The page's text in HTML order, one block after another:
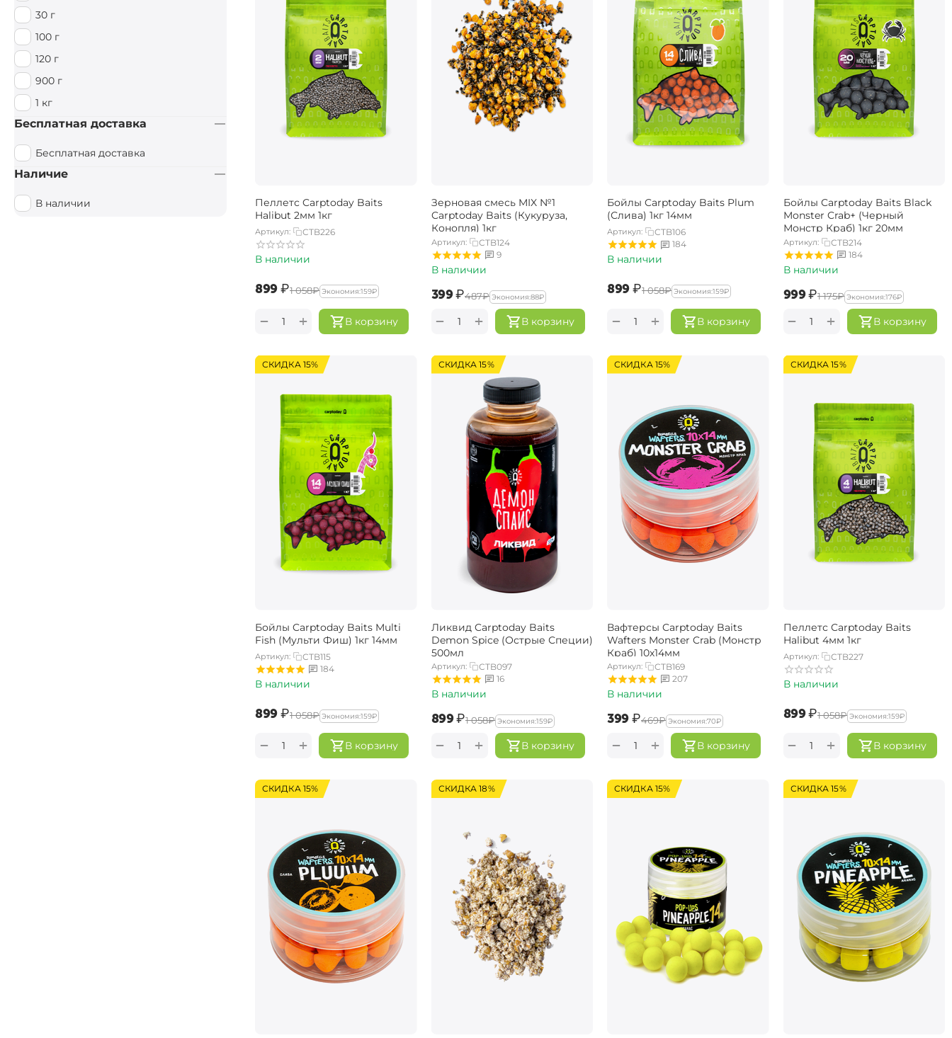
Пеллетс Carptoday Baits
Halibut 2мм 1кг
Артикул: CTB226
В наличии
‍899‍₽‍1 058‍₽ Экономия:‍159‍₽
В корзину
+
−
Зерновая смесь MIX №1
Carptoday Baits (Кукуруза,
Конопля) 1кг
Артикул:
CTB124
9
В наличии
‍399‍₽‍487‍₽ Экономия:‍88‍₽
В корзину
+
−
Бойлы Carptoday Baits Plum
(Слива) 1кг 14мм
Артикул:
CTB106
184
В наличии
‍899‍₽‍1 058‍₽ Экономия:‍159‍₽
В корзину
+
−
Бойлы Carptoday Baits Black
Monster Crab+ (Черный
Монстр Краб) 1кг 20мм
Артикул:
CTB214
184
В наличии
‍999‍₽‍1 175‍₽ Экономия:‍176‍₽
В корзину
+
−
СКИДКА 15%
Бойлы Carptoday Baits Multi
Fish (Мульти Фиш) 1кг 14мм
Артикул:
CTB115
184
В наличии
‍899‍₽‍1 058‍₽ Экономия:‍159‍₽
В корзину
+
−
СКИДКА 15%
Ликвид Carptoday Baits
Demon Spice (Острые Специи)
500мл
Артикул:
CTB097
16
В наличии
‍899‍₽‍1 058‍₽ Экономия:‍159‍₽
В корзину
+
−
СКИДКА 15%
Вафтерсы Carptoday Baits
Wafters Monster Crab (Монстр
Краб) 10х14мм
Артикул:
CTB169
207
В наличии
‍399‍₽‍469‍₽ Экономия:‍70‍₽
В корзину
+
−
СКИДКА 15%
Пеллетс Carptoday Baits
Halibut 4мм 1кг
Артикул: CTB227
В наличии
‍899‍₽‍1 058‍₽ Экономия:‍159‍₽
В корзину
+
−
СКИДКА 15% СКИДКА 18% СКИДКА 15% СКИДКА 15%
30 г
100 г
120 г
900 г
1 кг
Бесплатная доставка
Бесплатная доставка
Наличие
В наличии